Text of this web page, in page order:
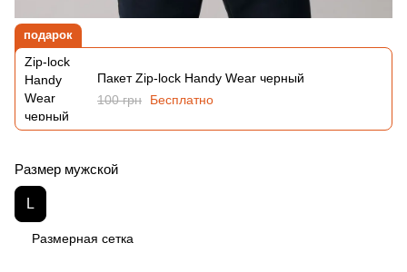
подарок
Пакет Zip-lock Handy Wear черный
100 грн
Бесплатно
Размер мужской
L
Размерная сетка